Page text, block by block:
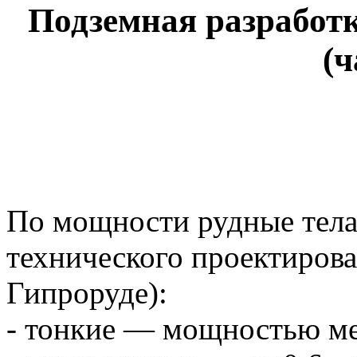
Подземная
По мощности рудные
технического
Гипроруде):
- тонкие — мощностью